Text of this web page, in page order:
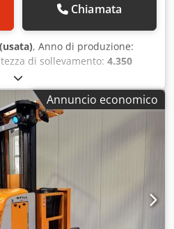
Chiamata
, Anno di produzione:
di sollevamento: 4.350
2.480 mm
di carburante:elettrico, tipo di
+ modello: STILL EK-X 10
Categoria: Dimostrativo
mm Altezza abbassata: 2480
4350 mm Portata: 1000 kg
Altezza picking: 5350 mm
cabina: 900 mm Anno: 2020
620ah Opzioni: Larghezza
Dwedpfx Apezq Ulmspea
!!
Annuncio economico